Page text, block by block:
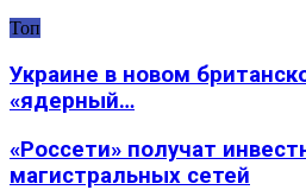
Топ
Украине в новом
«ядерный…
«Россети» получат
магистральных сетей